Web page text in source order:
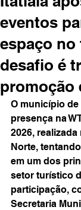
eventos
espaço no
desafio é
promoção
O município de
presença na
2026,
Norte,
em um dos
setor turístico
participação,
Secretaria